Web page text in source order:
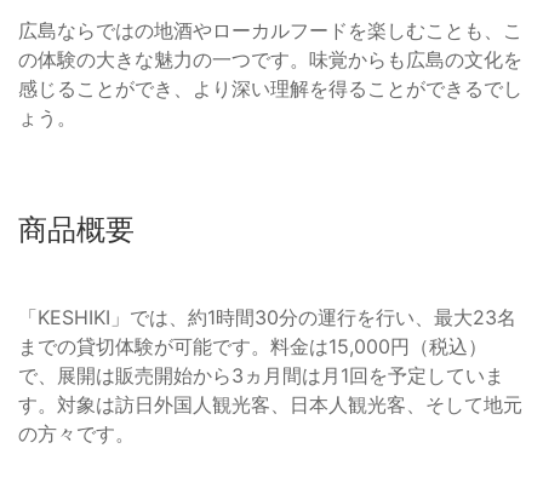
広島ならではの地酒やローカルフードを楽しむことも、こ
の体験の大きな魅力の一つです。味覚からも広島の文化を
感じることができ、より深い理解を得ることができるでし
ょう。
商品概要
「KESHIKI」では、約1時間30分の運行を行い、最大23名
までの貸切体験が可能です。料金は15,000円（税込）
で、展開は販売開始から3ヵ月間は月1回を予定していま
す。対象は訪日外国人観光客、日本人観光客、そして地元
の方々です。